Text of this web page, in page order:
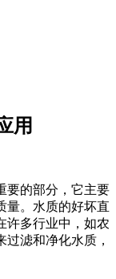
用
要的部分，它主要
量。水质的好坏直
许多行业中，如农
滤和净化水质，